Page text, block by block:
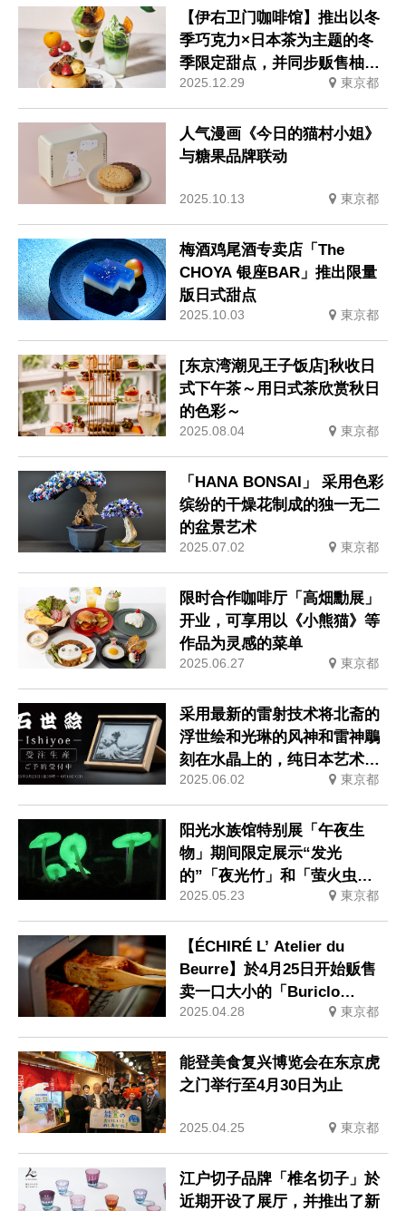
【伊右卫门咖啡馆】推出以冬
季巧克力×日本茶为主题的冬
季限定甜点，并同步贩售柚子
茶泡饭期间限定商品
2025.12.29 東京都
人气漫画《今日的猫村小姐》
与糖果品牌联动
2025.10.13 東京都
梅酒鸡尾酒专卖店「The
CHOYA 银座BAR」推出限量
版日式甜点
2025.10.03 東京都
[东京湾潮见王子饭店]秋收日
式下午茶～用日式茶欣赏秋日
的色彩～
2025.08.04 東京都
「HANA BONSAI」 采用色彩
缤纷的干燥花制成的独一无二
的盆景艺术
2025.07.02 東京都
限时合作咖啡厅「高畑勳展」
开业，可享用以《小熊猫》等
作品为灵感的菜单
2025.06.27 東京都
采用最新的雷射技术将北斋的
浮世绘和光琳的风神和雷神鵰
刻在水晶上的，纯日本艺术作
品将在东京晴空街道出售
2025.06.02 東京都
阳光水族馆特别展「午夜生
物」期间限定展示“发光
的”「夜光竹」和「萤火虫的
朋友」
2025.05.23 東京都
【ÉCHIRÉ L’ Atelier du
Beurre】於4月25日开始贩售
卖一口大小的「Buriclo
Echire」
2025.04.28 東京都
能登美食复兴博览会在东京虎
之门举行至4月30日为止
2025.04.25 東京都
江户切子品牌「椎名切子」於
近期开设了展厅，并推出了新